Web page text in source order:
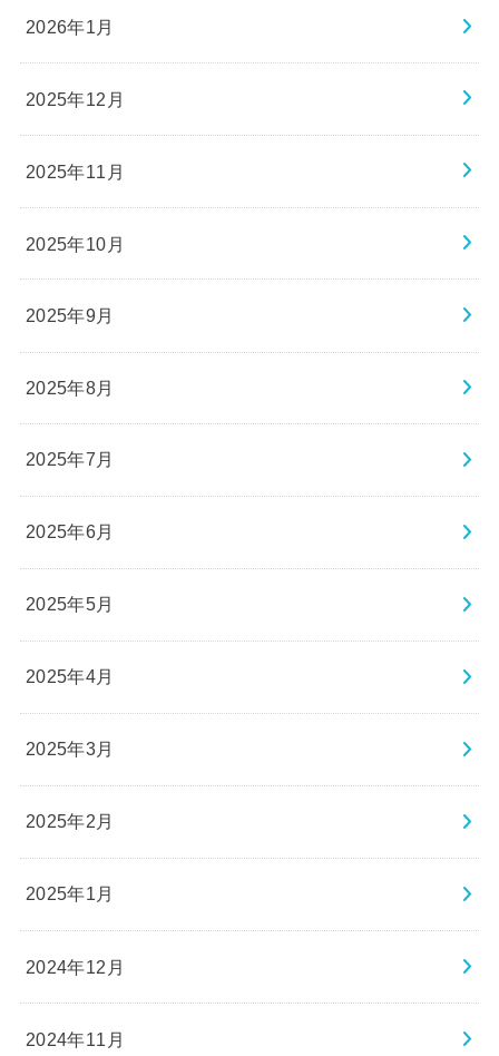
2026年1月
2025年12月
2025年11月
2025年10月
2025年9月
2025年8月
2025年7月
2025年6月
2025年5月
2025年4月
2025年3月
2025年2月
2025年1月
2024年12月
2024年11月